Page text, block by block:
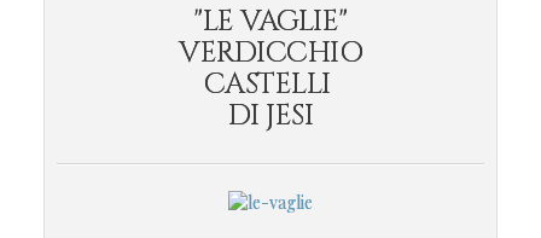
"LE VAGLIE"
VERDICCHIO
CASTELLI
DI JESI